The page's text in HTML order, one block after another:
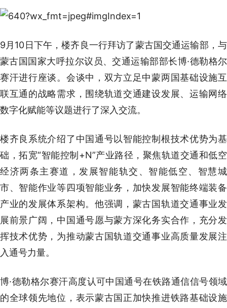
9月10日下午，楼齐良一行拜访了蒙古国交通运输部，与
蒙古国国家大呼拉尔议员、交通运输部部长博·德勒格尔
赛汗进行座谈。会谈中，双方立足中蒙两国基础设施互
联互通的战略需求，围绕轨道交通建设发展、运输网络
数字化赋能等议题进行了深入交流。
楼齐良系统介绍了中国通号以智能控制根技术优势为基
础，拓宽“智能控制+N”产业路径，聚焦轨道交通和低空
经济两条主赛道，发展智能轨交、智能低空、智慧城
市、智能作业等四项智能业务，加快发展智能终端装备
产业的发展体系架构。他强调，蒙古国轨道交通事业发
展前景广阔，中国通号愿与蒙方深化务实合作，充分发
挥技术优势，为推动蒙古国轨道交通事业高质量发展注
入通号力量。
博·德勒格尔赛汗高度认可中国通号在铁路通信信号领域
的全球领先地位，表示蒙古国正加快推进铁路基础设施